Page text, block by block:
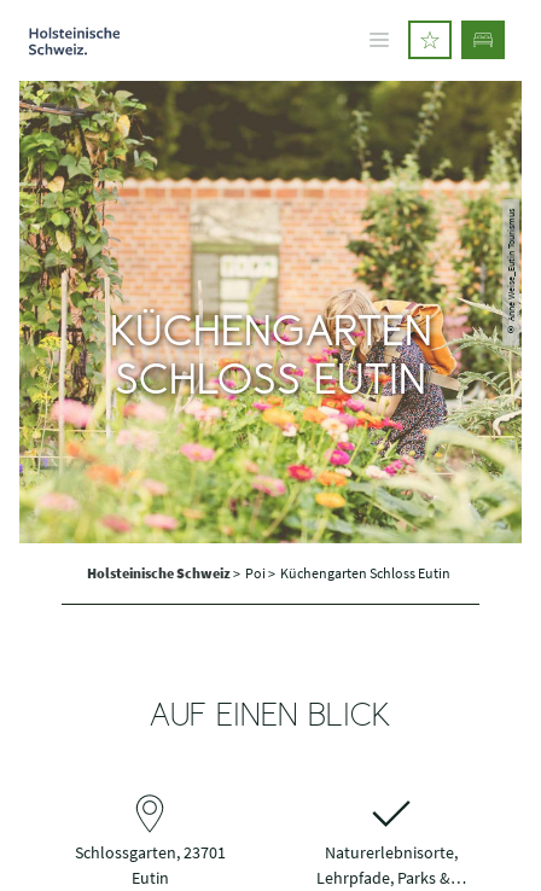
© Anne Weise_Eutin Tourismus
KÜCHENGARTEN
SCHLOSS EUTIN
Holsteinische Schweiz> Poi > Küchengarten Schloss Eutin
AUF EINEN BLICK
Schlossgarten, 23701
Eutin
Naturerlebnisorte,
Lehrpfade, Parks &…